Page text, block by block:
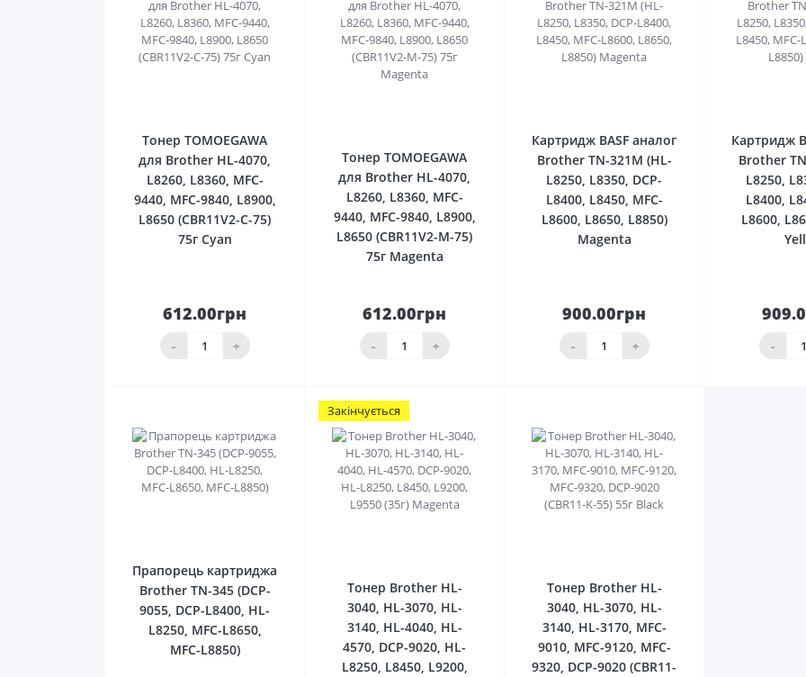
Тонер TOMOEGAWA
для Brother HL-4070,
L8260, L8360, MFC-
9440, MFC-9840, L8900,
L8650 (CBR11V2-C-75)
75г Cyan
612.00грн
- +
До
кошика
Тонер TOMOEGAWA
для Brother HL-4070,
L8260, L8360, MFC-
9440, MFC-9840, L8900,
L8650 (CBR11V2-M-75)
75г Magenta
612.00грн
- +
До
кошика
Картридж BASF аналог
Brother TN-321M (HL-
L8250, L8350, DCP-
L8400, L8450, MFC-
L8600, L8650, L8850)
Magenta
900.00грн
- +
До
кошика
Картридж
Brother
L8250,
L8400,
L8600,
-
Прапорець картриджа
Brother TN-345 (DCP-
9055, DCP-L8400, HL-
L8250, MFC-L8650,
MFC-L8850)
Закінчується
Тонер Brother HL-
3040, HL-3070, HL-
3140, HL-4040, HL-
4570, DCP-9020, HL-
L8250, L8450, L9200,
Тонер Brother HL-
3040, HL-3070, HL-
3140, HL-3170, MFC-
9010, MFC-9120, MFC-
9320, DCP-9020 (CBR11-